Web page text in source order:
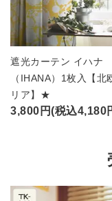
遮光カーテン イハナ
（IHANA）1枚入【北
リア】★
3,800円(税込4,180